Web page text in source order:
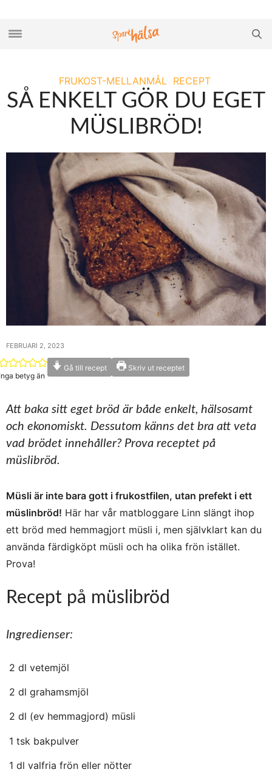
FRUKOST-MELLANMÅL RECEPT
SÅ ENKELT GÖR DU EGET
MÜSLIBRÖD!
FEBRUARI 2, 2023
betyg än
Gå till recept Skriv ut receptet
Att baka sitt eget bröd är både enkelt, hälsosamt
och ekonomiskt. Dessutom känns det bra att veta
vad brödet innehåller? Prova receptet på
müslibröd.
Müsli är inte bara gott i frukostfilen, utan prefekt i ett
müslinbröd! Här har vår matbloggare Linn slängt ihop
ett bröd med hemmagjort müsli i, men självklart kan du
använda färdigköpt müsli och ha olika frön istället.
Prova!
Recept på müslibröd
Ingredienser:
2 dl vetemjöl
2 dl grahamsmjöl
2 dl (ev hemmagjord) müsli
1 tsk bakpulver
1 dl valfria frön eller nötter